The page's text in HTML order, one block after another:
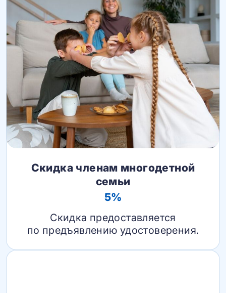
Скидка членам многодетной
семьи
5%
Скидка предоставляется
по предъявлению удостоверения.